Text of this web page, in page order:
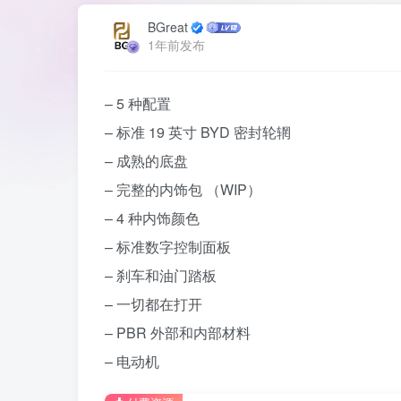
BGreat
1年前发布
– 5 种配置
– 标准 19 英寸 BYD 密封轮辋
– 成熟的底盘
– 完整的内饰包 （WIP）
– 4 种内饰颜色
– 标准数字控制面板
– 刹车和油门踏板
– 一切都在打开
– PBR 外部和内部材料
– 电动机